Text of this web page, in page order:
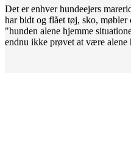
Det er enhver hundeejers
har bidt og flået tøj, sko, møbler
"hunden alene hjemme
endnu ikke prøvet at være alene